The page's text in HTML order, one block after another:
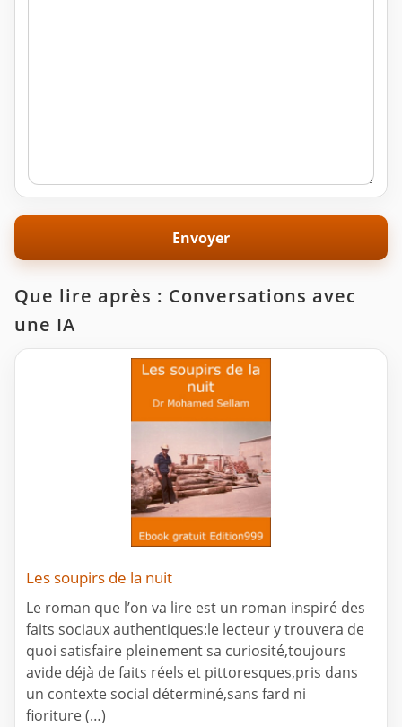
Que lire après : Conversations avec
une IA
Les soupirs de la nuit
Le roman que l’on va lire est un roman inspiré des
faits sociaux authentiques:le lecteur y trouvera de
quoi satisfaire pleinement sa curiosité,toujours
avide déjà de faits réels et pittoresques,pris dans
un contexte social déterminé,sans fard ni
fioriture (…)